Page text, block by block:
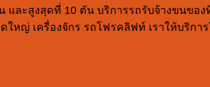
และสูงสุดที่ 10 ตัน บริการรถรับจ้างขนของ
หญ่ เครื่องจักร รถโฟรคลิฟท์ เราให้บริกา